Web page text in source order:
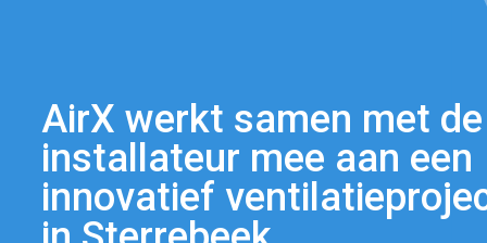
AirX werkt samen met de
installateur mee aan een
innovatief